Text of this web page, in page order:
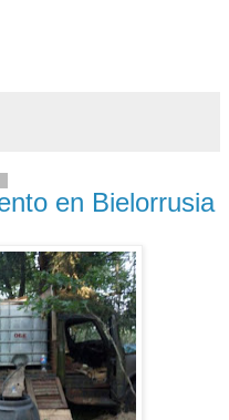
en Bielorrusia